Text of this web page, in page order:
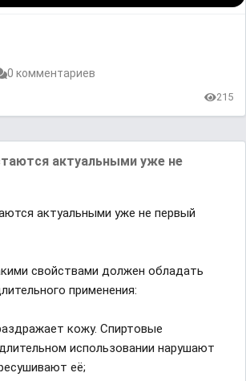
0 комментариев
215
актуальными уже не
актуальными уже не первый
свойствами должен обладать
применения:
кожу. Спиртовые
использовании нарушают
её;